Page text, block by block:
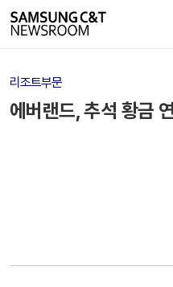
리조트부문
에버랜드, 추석 황금